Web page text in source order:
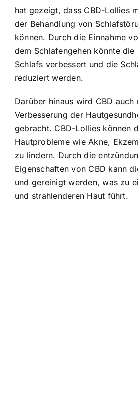
hat gezeigt, dass CBD-Lollies
der Behandlung von
können. Durch die Einnahme
dem Schlafengehen könnte die
Schlafs verbessert und die
reduziert werden.
Darüber hinaus wird CBD auch
Verbesserung der
gebracht. CBD-Lollies können
Hautprobleme wie Akne,
zu lindern. Durch die
Eigenschaften von CBD kann
und gereinigt werden, was zu
und strahlenderen Haut führt.